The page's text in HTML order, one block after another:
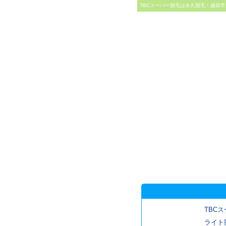
TBCスーパー脱毛は永久脱毛！越前
TBCス
ライト